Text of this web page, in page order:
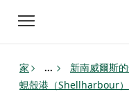
Toggle
navigation
家 ... 新南威爾斯
蜆殼港（Shellharbour